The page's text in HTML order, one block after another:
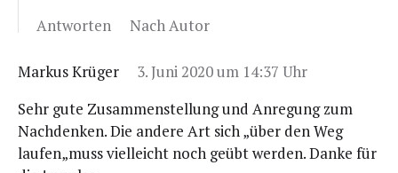
Antworten
Nach Autor
Markus Krüger
3. Juni 2020 um 14:37 Uhr
Sehr gute Zusam­men­stel­lung und Anre­gung zum
Nach­den­ken. Die ande­re Art sich „über den Weg
laufen„muss viel­leicht noch geübt wer­den. Dan­ke für